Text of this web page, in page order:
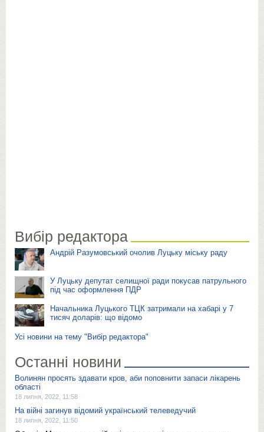
Вибір редактора
Андрій Разумовський очолив Луцьку міську раду
У Луцьку депутат селищної ради покусав патрульного
під час оформлення ПДР
Начальника Луцького ТЦК затримали на хабарі у 7
тисяч доларів: що відомо
Усі новини на тему "Вибір редактора"
Останні новини
Волинян просять здавати кров, аби поповнити запаси лікарень
області
18 липня, 2022, 11:58
На війні загинув відомий український телеведучий
18 липня, 2022, 11:50